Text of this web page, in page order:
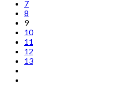
7
8
9
10
11
12
13